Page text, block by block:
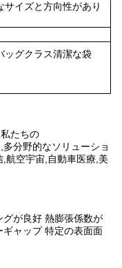
サイズと方向性があり
ッグクラス清潔な袋
たちの
分野的なソリューショ
航空宇宙,自動車医療,美
が良好 熱膨張係数が
ャップ 特定の表面面